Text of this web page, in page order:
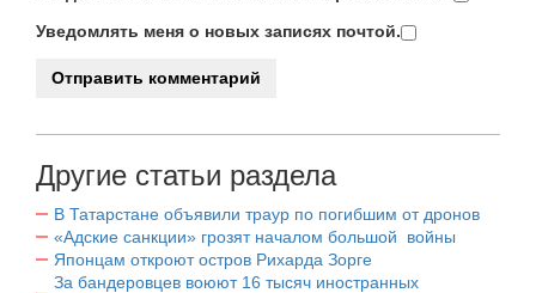
Уведомлять меня о новых записях почтой.
Другие статьи раздела
В Татарстане объявили траур по погибшим от дронов
«Адские санкции» грозят началом большой войны
Японцам откроют остров Рихарда Зорге
За бандеровцев воюют 16 тысяч иностранных